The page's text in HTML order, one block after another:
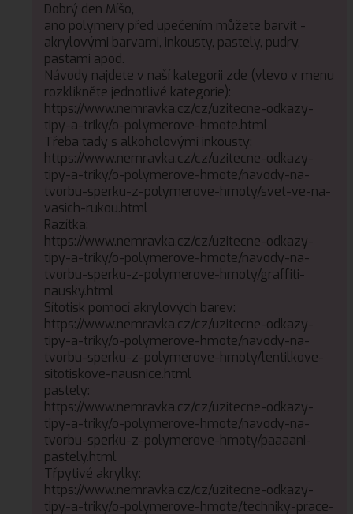
Dobrý den Míšo,
ano polymery před upečením můžete barvit -
akrylovými barvami, inkousty, pastely, pudry,
pastami apod.
Návody najdete v naší kategorii zde (vlevo v menu
rozklikněte jednotlivé kategorie):
https://www.nemravka.cz/cz/uzitecne-odkazy-
tipy-a-triky/o-polymerove-hmote.html
Třeba tady s alkoholovými inkousty:
https://www.nemravka.cz/cz/uzitecne-odkazy-
tipy-a-triky/o-polymerove-hmote/navody-na-
tvorbu-sperku-z-polymerove-hmoty/svet-ve-na-
vasich-rukou.html
Razítka:
https://www.nemravka.cz/cz/uzitecne-odkazy-
tipy-a-triky/o-polymerove-hmote/navody-na-
tvorbu-sperku-z-polymerove-hmoty/graffiti-
nausky.html
Sítotisk pomocí akrylových barev:
https://www.nemravka.cz/cz/uzitecne-odkazy-
tipy-a-triky/o-polymerove-hmote/navody-na-
tvorbu-sperku-z-polymerove-hmoty/lentilkove-
sitotiskove-nausnice.html
pastely:
https://www.nemravka.cz/cz/uzitecne-odkazy-
tipy-a-triky/o-polymerove-hmote/navody-na-
tvorbu-sperku-z-polymerove-hmoty/paaaani-
pastely.html
Třpytivé akrylky:
https://www.nemravka.cz/cz/uzitecne-odkazy-
tipy-a-triky/o-polymerove-hmote/techniky-prace-